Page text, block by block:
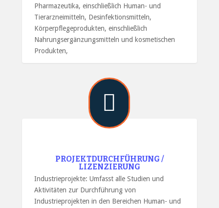
Pharmazeutika, einschließlich Human- und
Tierarzneimitteln, Desinfektionsmitteln,
Körperpflegeprodukten, einschließlich
Nahrungsergänzungsmitteln und kosmetischen
Produkten,

PROJEKTDURCHFÜHRUNG /
LIZENZIERUNG
Industrieprojekte: Umfasst alle Studien und
Aktivitäten zur Durchführung von
Industrieprojekten in den Bereichen Human- und